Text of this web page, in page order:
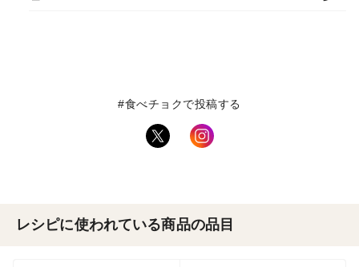
#食べチョクで投稿する
レシピに使われている商品の品目